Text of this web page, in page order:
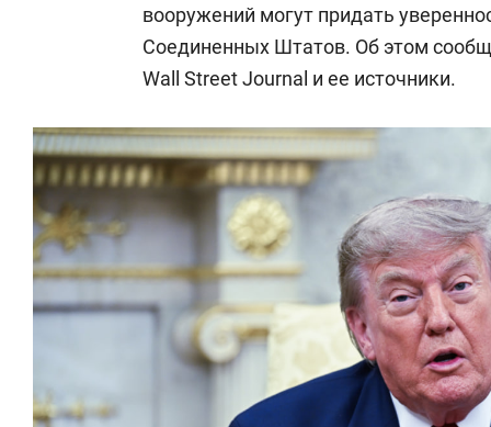
вооружений могут придать
Соединенных Штатов. Об этом
Wall Street Journal и ее источники.